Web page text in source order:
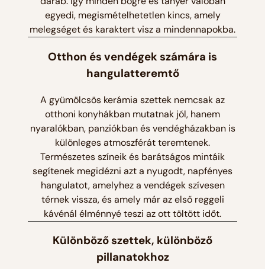
egyedi, megismételhetetlen kincs, amely
melegséget és karaktert visz a mindennapokba.
Otthon és vendégek számára is
hangulatteremtő
A gyümölcsös kerámia szettek nemcsak az
otthoni konyhákban mutatnak jól, hanem
nyaralókban, panziókban és vendégházakban is
különleges atmoszférát teremtenek.
Természetes színeik és barátságos mintáik
segítenek megidézni azt a nyugodt, napfényes
hangulatot, amelyhez a vendégek szívesen
térnek vissza, és amely már az első reggeli
kávénál élménnyé teszi az ott töltött időt.
Különböző szettek, különböző
pillanatokhoz